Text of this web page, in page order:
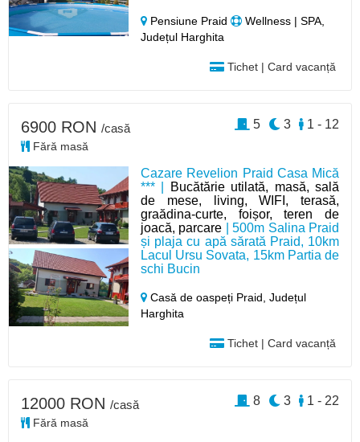
Pensiune Praid
Wellness | SPA,
Județul Harghita
Tichet | Card vacanță
Cazare Revelion Praid Casa Mică
*** |
Bucătărie utilată, masă, sală
de mese, living, WIFI, terasă,
graădina-curte, foișor, teren de
joacă, parcare | 500m Salina Praid
și plaja cu apă sărată Praid, 10km
Lacul Ursu Sovata, 15km Partia de
schi Bucin
Casă de oaspeți Praid,Județul
Harghita
Tichet | Card vacanță
6900 RON /casă
Fără masă
1 - 12
3
5
12000 RON /casă
Fără masă
1 - 22
3
8